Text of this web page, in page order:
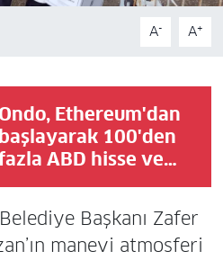
A- A+
Ethereum'dan
başlayarak 100'den
ABD hisse ve
zincire taşıyor
Başkanı Zafer
manevi atmosferi